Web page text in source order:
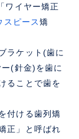
ワイヤー矯正
スピース矯
ラケット(歯に
(針金)を歯に
ることで歯を
付ける歯列矯
正」と呼ばれ